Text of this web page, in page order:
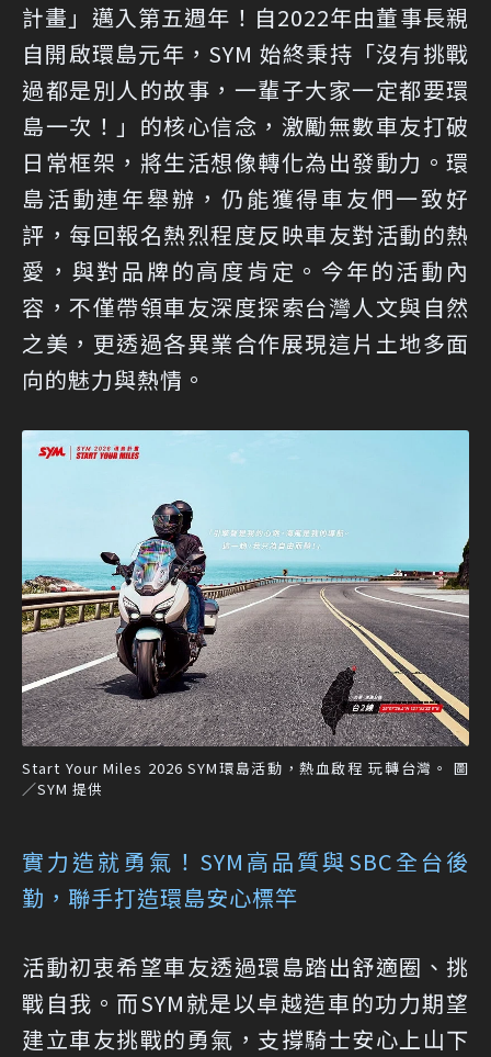
計畫」邁入第五週年！自2022年由董事長親
自開啟環島元年，SYM 始終秉持「沒有挑戰
過都是別人的故事，一輩子大家一定都要環
島一次！」的核心信念，激勵無數車友打破
日常框架，將生活想像轉化為出發動力。環
島活動連年舉辦，仍能獲得車友們一致好
評，每回報名熱烈程度反映車友對活動的熱
愛，與對品牌的高度肯定。今年的活動內
容，不僅帶領車友深度探索台灣人文與自然
之美，更透過各異業合作展現這片土地多面
向的魅力與熱情。
Start Your Miles 2026 SYM環島活動，熱血啟程 玩轉台灣。 圖
／SYM 提供
實力造就勇氣！SYM高品質與SBC全台後
勤，聯手打造環島安心標竿
活動初衷希望車友透過環島踏出舒適圈、挑
戰自我。而SYM就是以卓越造車的功力期望
建立車友挑戰的勇氣，支撐騎士安心上山下